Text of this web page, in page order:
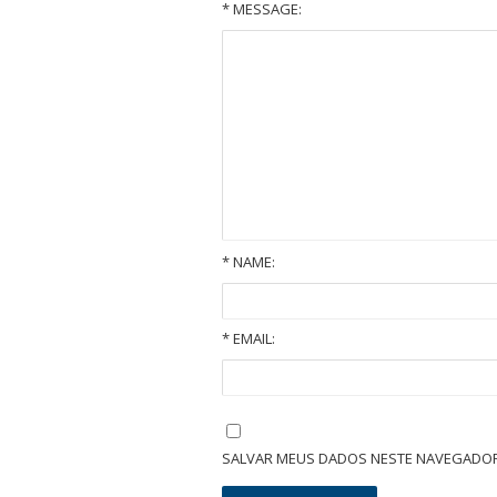
* MESSAGE:
*NAME:
*EMAIL:
SALVAR MEUS DADOS NESTE